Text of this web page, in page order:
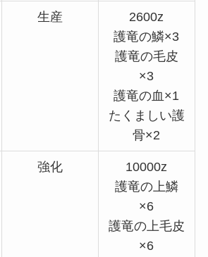
生産
2600z
護竜の鱗×3
護竜の毛皮
×3
護竜の血×1
たくましい護
骨×2
強化
10000z
護竜の上鱗
×6
護竜の上毛皮
×6